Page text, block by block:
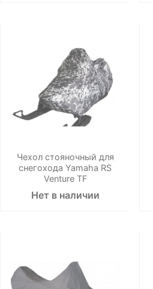
Чехол стояночный для
снегохода Yamaha RS
Venture TF
Нет в наличии